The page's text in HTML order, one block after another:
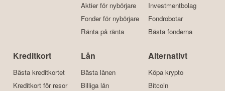
Aktier för nybörjare
Fonder för nybörjare
Ränta på ränta
Investmentbolag
Fondrobotar
Bästa fonderna
Kreditkort
Bästa kreditkortet
Kreditkort för resor
Lån
Bästa lånen
Billiga lån
Alternativt
Köpa krypto
Bitcoin